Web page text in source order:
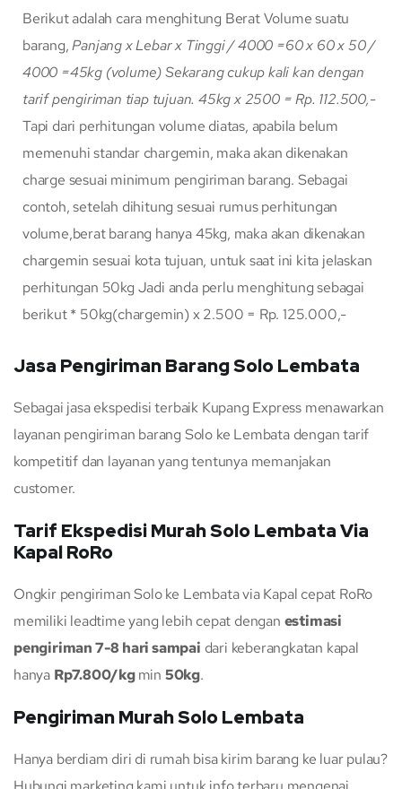
Berikut adalah cara menghitung Berat Volume suatu
barang,Panjang x Lebar x Tinggi / 4000 =60 x 60 x 50 /
4000 =45kg (volume)Sekarang cukup kali kan dengan
tarif pengiriman tiap tujuan. 45kg x 2500 = Rp. 112.500,-
Tapi dari perhitungan volume diatas, apabila belum
memenuhi standar chargemin, maka akan dikenakan
charge sesuai minimum pengiriman barang. Sebagai
contoh, setelah dihitung sesuai rumus perhitungan
volume,berat barang hanya 45kg, maka akan dikenakan
chargemin sesuai kota tujuan, untuk saat ini kita jelaskan
perhitungan 50kg Jadi anda perlu menghitung sebagai
berikut * 50kg(chargemin) x 2.500 = Rp. 125.000,-
Jasa Pengiriman Barang Solo Lembata
Sebagai jasa ekspedisi terbaik Kupang Express menawarkan
layanan pengiriman barang Solo ke Lembata dengan tarif
kompetitif dan layanan yang tentunya memanjakan
customer.
Tarif Ekspedisi Murah Solo Lembata Via
Kapal RoRo
Ongkir pengiriman Solo ke Lembata via Kapal cepat RoRo
memiliki leadtime yang lebih cepat dengan estimasi
pengiriman 7-8 hari sampai dari keberangkatan kapal
hanya Rp7.800/kgmin 50kg.
Pengiriman Murah Solo Lembata
Hanya berdiam diri di rumah bisa kirim barang ke luar pulau?